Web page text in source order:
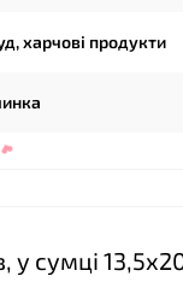
харчові продукти
сумці